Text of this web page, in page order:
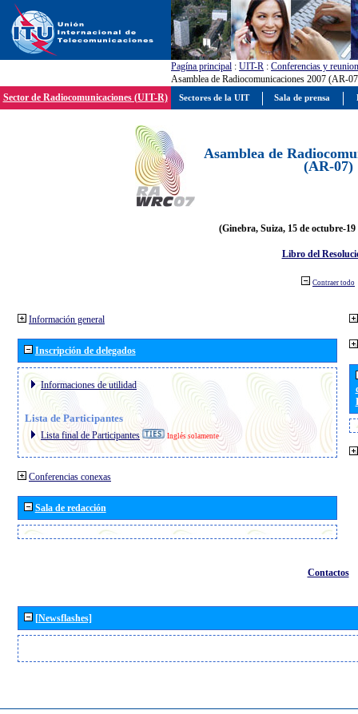
Pagína principal : UIT-R : Conferencias y
Asamblea de Radiocomunicaciones 2007 (AR-
Sector de Radiocomunicaciones (UIT-R)
Asamblea de
(AR-07)
(Ginebra, Suiza, 15 de octubre-19
Libro del
Contraer todo
Información general
Inscripción de delegados
Informaciones de utilidad
Lista de Participantes
Lista final de Participantes Inglés solamente
Conferencias conexas
Sala de redacción
Contactos
[Newsflashes]
Sectores de la UIT Sala de prensa